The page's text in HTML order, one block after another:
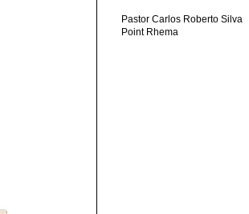
Pastor Carlos Roberto Silva
Point Rhema